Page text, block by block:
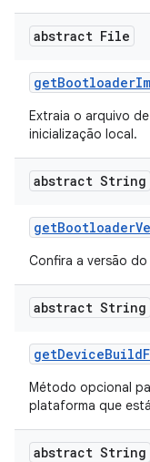
abstract File
getBootloader
Extraia o arquivo
inicialização local.
abstract String
getBootloader
Confira a versão
abstract String
getDeviceBuild
Método opcional
plataforma que
abstract String